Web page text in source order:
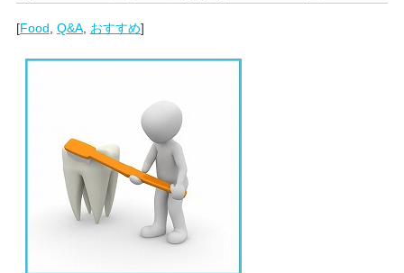
[Food Q&A, おすすめ]